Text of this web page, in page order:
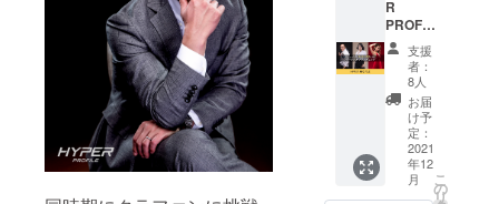
レッショ
ン」を軸
に、 オン
リーワンの
個性をプロ
デュースす
ること。 ブ
ランディン
R
PROFIL
E】
HYPER
PROFIL
E撮影を
おこな
いま
す。 背
景2パ
ター
支援
者：
8人
お届
け予
定：
2021
年12
月
こ
の
リ